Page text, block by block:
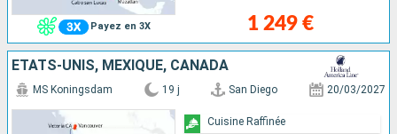
Payez en 3X 1 249 €
ÉTATS-UNIS, MEXIQUE, CANADA
MS Koningsdam 19 j San Diego 20/03/2027
Cuisine Raffinée